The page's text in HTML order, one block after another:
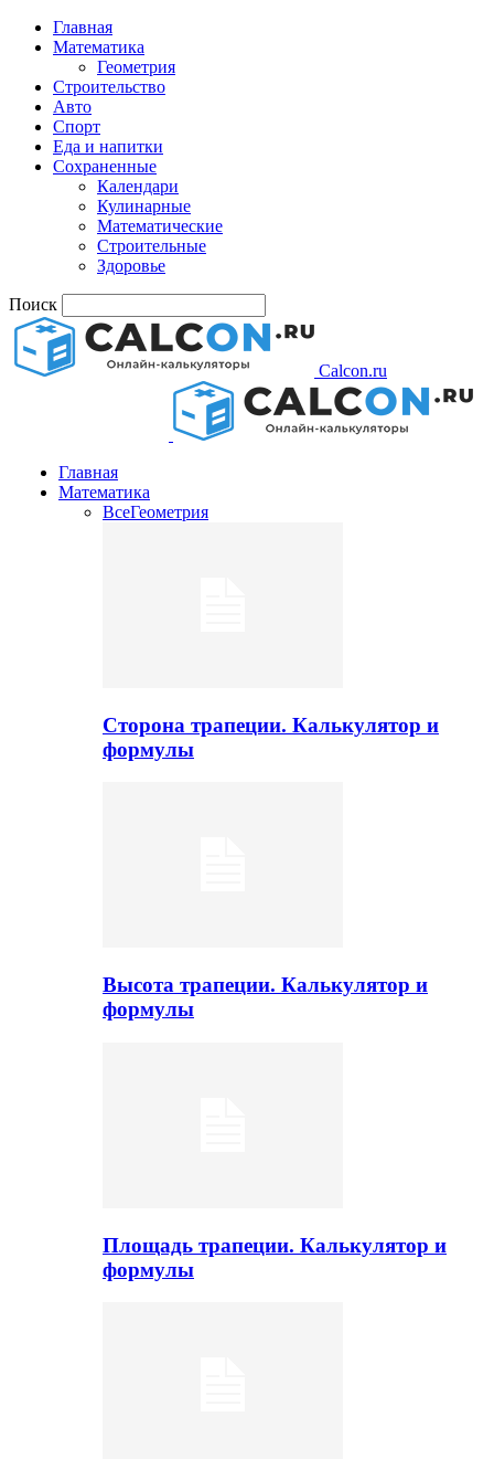
Главная
Математика
Геометрия
Строительство
Авто
Спорт
Еда и напитки
Сохраненные
Календари
Кулинарные
Математические
Строительные
Здоровье
Поиск
Calcon.ru
Главная
Математика
ВсеГеометрия
Сторона трапеции. Калькулятор и
формулы
Высота трапеции. Калькулятор и
формулы
Площадь трапеции. Калькулятор и
формулы